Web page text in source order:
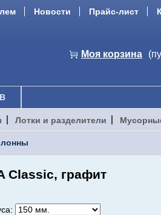
Новости Прайс-лист
Моя корзина
Лотки и разделители
Classic, графит